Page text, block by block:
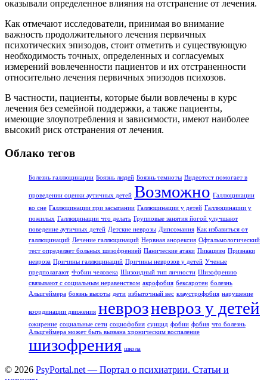
оказывали определенное влияния на отстранение от лечения.
Как отмечают исследователи, принимая во внимание
важность продолжительного лечения первичных
психотических эпизодов, стоит отметить и существующую
необходимость точных, определенных и согласуемых
измерений вовлеченности пациентов и их отстраненности
относительно лечения первичных эпизодов психозов.
В частности, пациенты, которые были вовлечены в курс
лечения без семейной поддержки, а также пациенты,
имеющие злоупотребления и зависимости, имеют наиболее
высокий риск отстранения от лечения.
Облако тегов
Болезнь галлюцинации Боязнь людей Боязнь темноты Видеотест помогает в
проведении оценки аутичных детей Возможно Галлюцинации
во сне Галлюцинации при засыпании Галлюцинации у детей Галлюцинации у
пожилых Галлюцинации что делать Групповые занятия йогой улучшают
поведение аутичных детей Детские неврозы Дипсомания Как избавиться от
галлюцинаций Лечение галлюцинаций Нервная анорексия Офтальмологический
тест определяет больных шизофренией Панические атаки Пикацизм Признаки
невроза Причины галлюцинаций Причины неврозов у детей Ученые
предполагают Фобии человека Шизоидный тип личности Шизофрению
связывают с социальным неравенством акрофобия бексаротен болезнь
Альцгеймера боязнь высоты дети избыточный вес клаустрофобия нарушение
координации движения неврозневроз у детей
ожирение социальные сети социофобия суицид фобии фобия что болезнь
Альцгеймера может быть вызвана хроническим воспаление
шизофрения школа
© 2026 PsyPortal.net — Портал о психиатрии. Статьи и